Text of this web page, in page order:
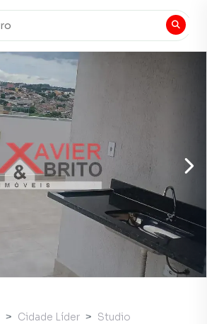
Cidade Líder
Studio